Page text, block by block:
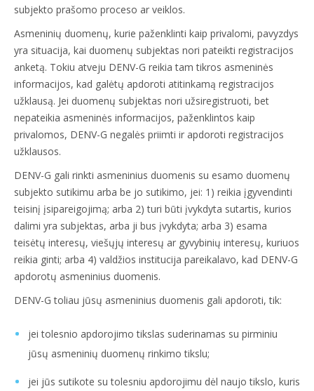
subjekto prašomo proceso ar veiklos.
Asmeninių duomenų, kurie paženklinti kaip privalomi, pavyzdys
yra situacija, kai duomenų subjektas nori pateikti registracijos
anketą. Tokiu atveju DENV-G reikia tam tikros asmeninės
informacijos, kad galėtų apdoroti atitinkamą registracijos
užklausą. Jei duomenų subjektas nori užsiregistruoti, bet
nepateikia asmeninės informacijos, paženklintos kaip
privalomos, DENV-G negalės priimti ir apdoroti registracijos
užklausos.
DENV-G gali rinkti asmeninius duomenis su esamo duomenų
subjekto sutikimu arba be jo sutikimo, jei: 1) reikia įgyvendinti
teisinį įsipareigojimą; arba 2) turi būti įvykdyta sutartis, kurios
dalimi yra subjektas, arba ji bus įvykdyta; arba 3) esama
teisėtų interesų, viešųjų interesų ar gyvybinių interesų, kuriuos
reikia ginti; arba 4) valdžios institucija pareikalavo, kad DENV-G
apdorotų asmeninius duomenis.
DENV-G toliau jūsų asmeninius duomenis gali apdoroti, tik:
jei tolesnio apdorojimo tikslas suderinamas su pirminiu
jūsų asmeninių duomenų rinkimo tikslu;
jei jūs sutikote su tolesniu apdorojimu dėl naujo tikslo, kuris